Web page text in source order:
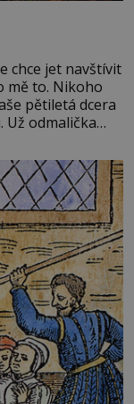
chce jet navštívit
mě to. Nikoho
pětiletá dcera
Už odmalička
statečných